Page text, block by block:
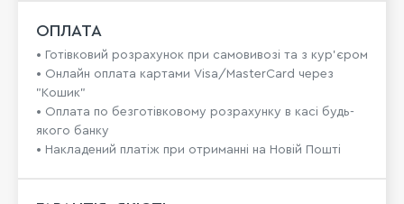
ОПЛАТА
• Готівковий розрахунок при самовивозі та з кур’єром
• Онлайн оплата картами Visa/MasterCard через
"Кошик"
• Оплата по безготівковому розрахунку в касі будь-
якого банку
• Накладений платіж при отриманні на Новій Пошті